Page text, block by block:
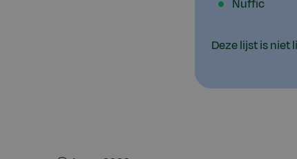
Nuffic
Deze lijst is niet